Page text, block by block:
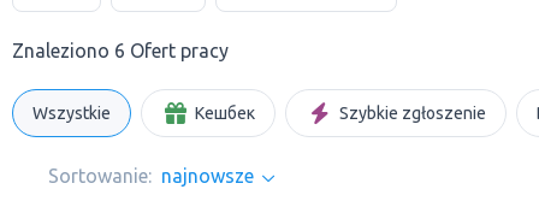
Znaleziono 6 Ofert pracy
Wszystkie Кешбек Szybkie zgłoszenie
Sortowanie: najnowsze